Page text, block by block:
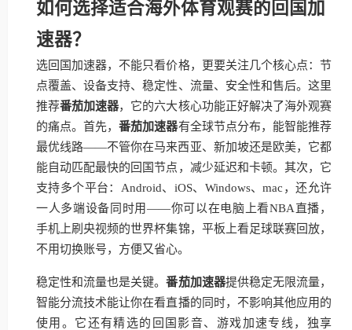
如何选择适合海外体育观赛的回国加
速器？
选回国加速器，不能只看价格，更要关注几个核心点：节
点覆盖、设备支持、稳定性、流量、安全性和售后。这里
推荐番茄加速器，它的六大核心功能正好解决了海外观赛
的痛点。首先，番茄加速器有全球节点分布，能智能推荐
最优线路——不管你在马来西亚、新加坡还是欧美，它都
能自动匹配最快的回国节点，减少延迟和卡顿。其次，它
支持多个平台：Android、iOS、Windows、mac，还允许
一人多端设备同时用——你可以在电脑上看NBA直播，
手机上刷央视频的世界杯集锦，平板上看足球联赛回放，
不用切换账号，方便又省心。
稳定性和流量也是关键。番茄加速器提供稳定无限流量，
智能分流技术能让你在看直播的同时，不影响其他应用的
使用。它还有精选的回国影音、游戏加速专线，独享